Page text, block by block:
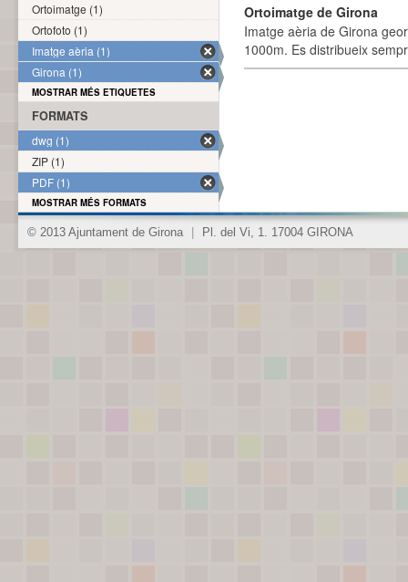
Ortoimatge de Girona
Imatge aèria de Girona
1000m. Es distribueix
Ortoimatge (1)
Ortofoto (1)
Imatge aèria (1)
Girona (1)
MOSTRAR MÉS ETIQUETES
FORMATS
dwg (1)
ZIP (1)
PDF (1)
MOSTRAR MÉS FORMATS
© 2013 Ajuntament de Girona Pl. del Vi, 1. 17004 GIRONA